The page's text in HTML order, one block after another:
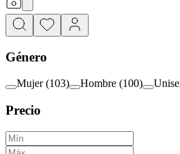
Género
Mujer (103) Hombre (100)
Precio